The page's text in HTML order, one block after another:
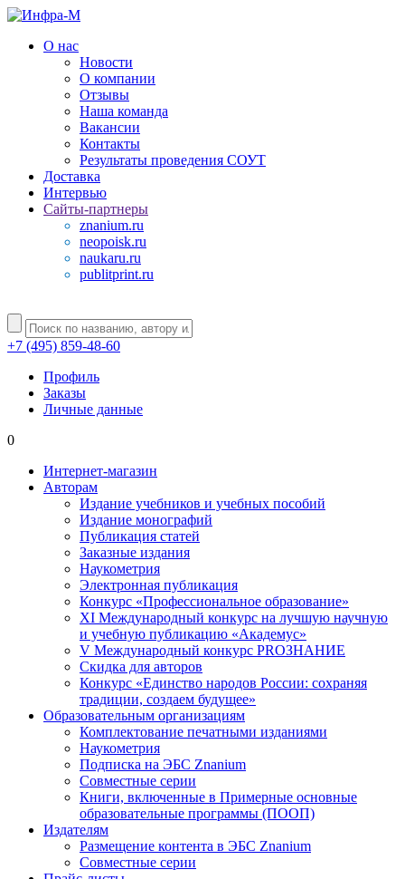
О нас
Новости
О компании
Отзывы
Наша команда
Вакансии
Контакты
Результаты проведения СОУТ
Доставка
Интервью
Сайты-партнеры
znanium.ru
neopoisk.ru
naukaru.ru
publitprint.ru
+7 (495) 859-48-60
Профиль
Заказы
Личные данные
0
Интернет-магазин
Авторам
Издание учебников и учебных пособий
Издание монографий
Публикация статей
Заказные издания
Наукометрия
Электронная публикация
Конкурс «Профессиональное образование»
XI Международный конкурс на лучшую научную
и учебную публикацию «Академус»
V Международный конкурс PROЗНАНИЕ
Скидка для авторов
Конкурс «Единство народов России: сохраняя
традиции, создаем будущее»
Образовательным организациям
Комплектование печатными изданиями
Наукометрия
Подписка на ЭБС Znanium
Совместные серии
Книги, включенные в Примерные основные
образовательные программы (ПООП)
Издателям
Размещение контента в ЭБС Znanium
Совместные серии